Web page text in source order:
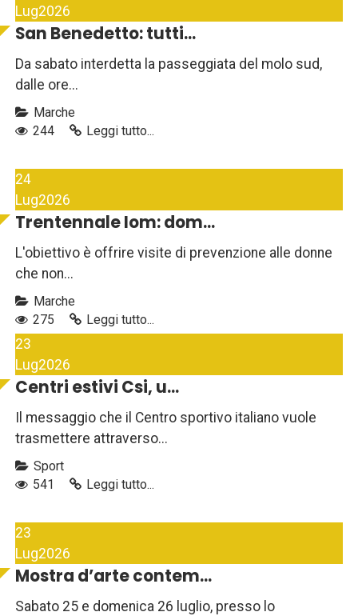
Lug2026
San Benedetto: tutti...
Da sabato interdetta la passeggiata del molo sud,
dalle ore...
Marche
244
Leggi tutto...
24
Lug2026
Trentennale Iom: dom...
L'obiettivo è offrire visite di prevenzione alle donne
che non...
Marche
275
Leggi tutto...
23
Lug2026
Centri estivi Csi, u...
Il messaggio che il Centro sportivo italiano vuole
trasmettere attraverso...
Sport
541
Leggi tutto...
23
Lug2026
Mostra d’arte contem...
Sabato 25 e domenica 26 luglio, presso lo